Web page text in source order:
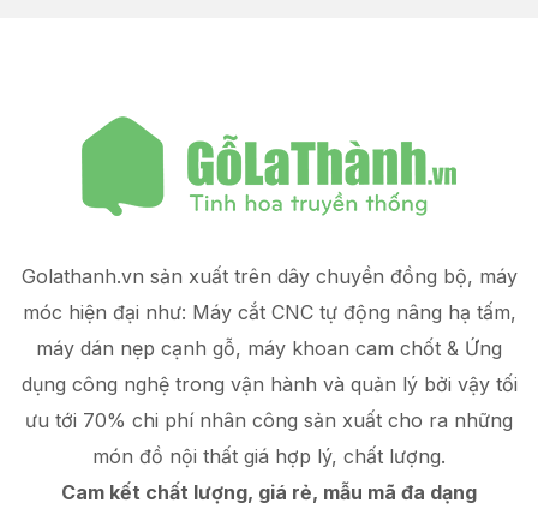
Golathanh.vn sản xuất trên dây chuyền đồng bộ, máy
móc hiện đại như: Máy cắt CNC tự động nâng hạ tấm,
máy dán nẹp cạnh gỗ, máy khoan cam chốt & Ứng
dụng công nghệ trong vận hành và quản lý bởi vậy tối
ưu tới 70% chi phí nhân công sản xuất cho ra những
món đồ nội thất giá hợp lý, chất lượng.
Cam kết chất lượng, giá rẻ, mẫu mã đa dạng